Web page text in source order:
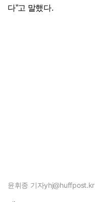
다”고 말했다.
윤휘종 기자yhj@huffpost.kr